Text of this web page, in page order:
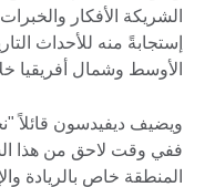
الشريكة الأفكار
إستجابةً منه للأحداث
الأوسط وشمال أفريقيا
ويضيف ديفيدسون قائلاً
ففي وقت لاحق من هذا
المنطقة خاص بالريادة